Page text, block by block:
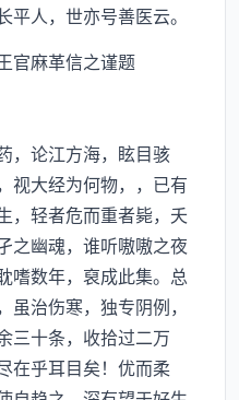
人，世亦号善医云。
麻革信之谨题
论江方海，眩目骇
视大经为何物，，已有
，轻者危而重者毙，夭
之幽魂，谁听嗷嗷之夜
嗜数年，裒成此集。总
治伤寒，独专阴例，
三十条，收拾过二万
在乎耳目矣！优而柔